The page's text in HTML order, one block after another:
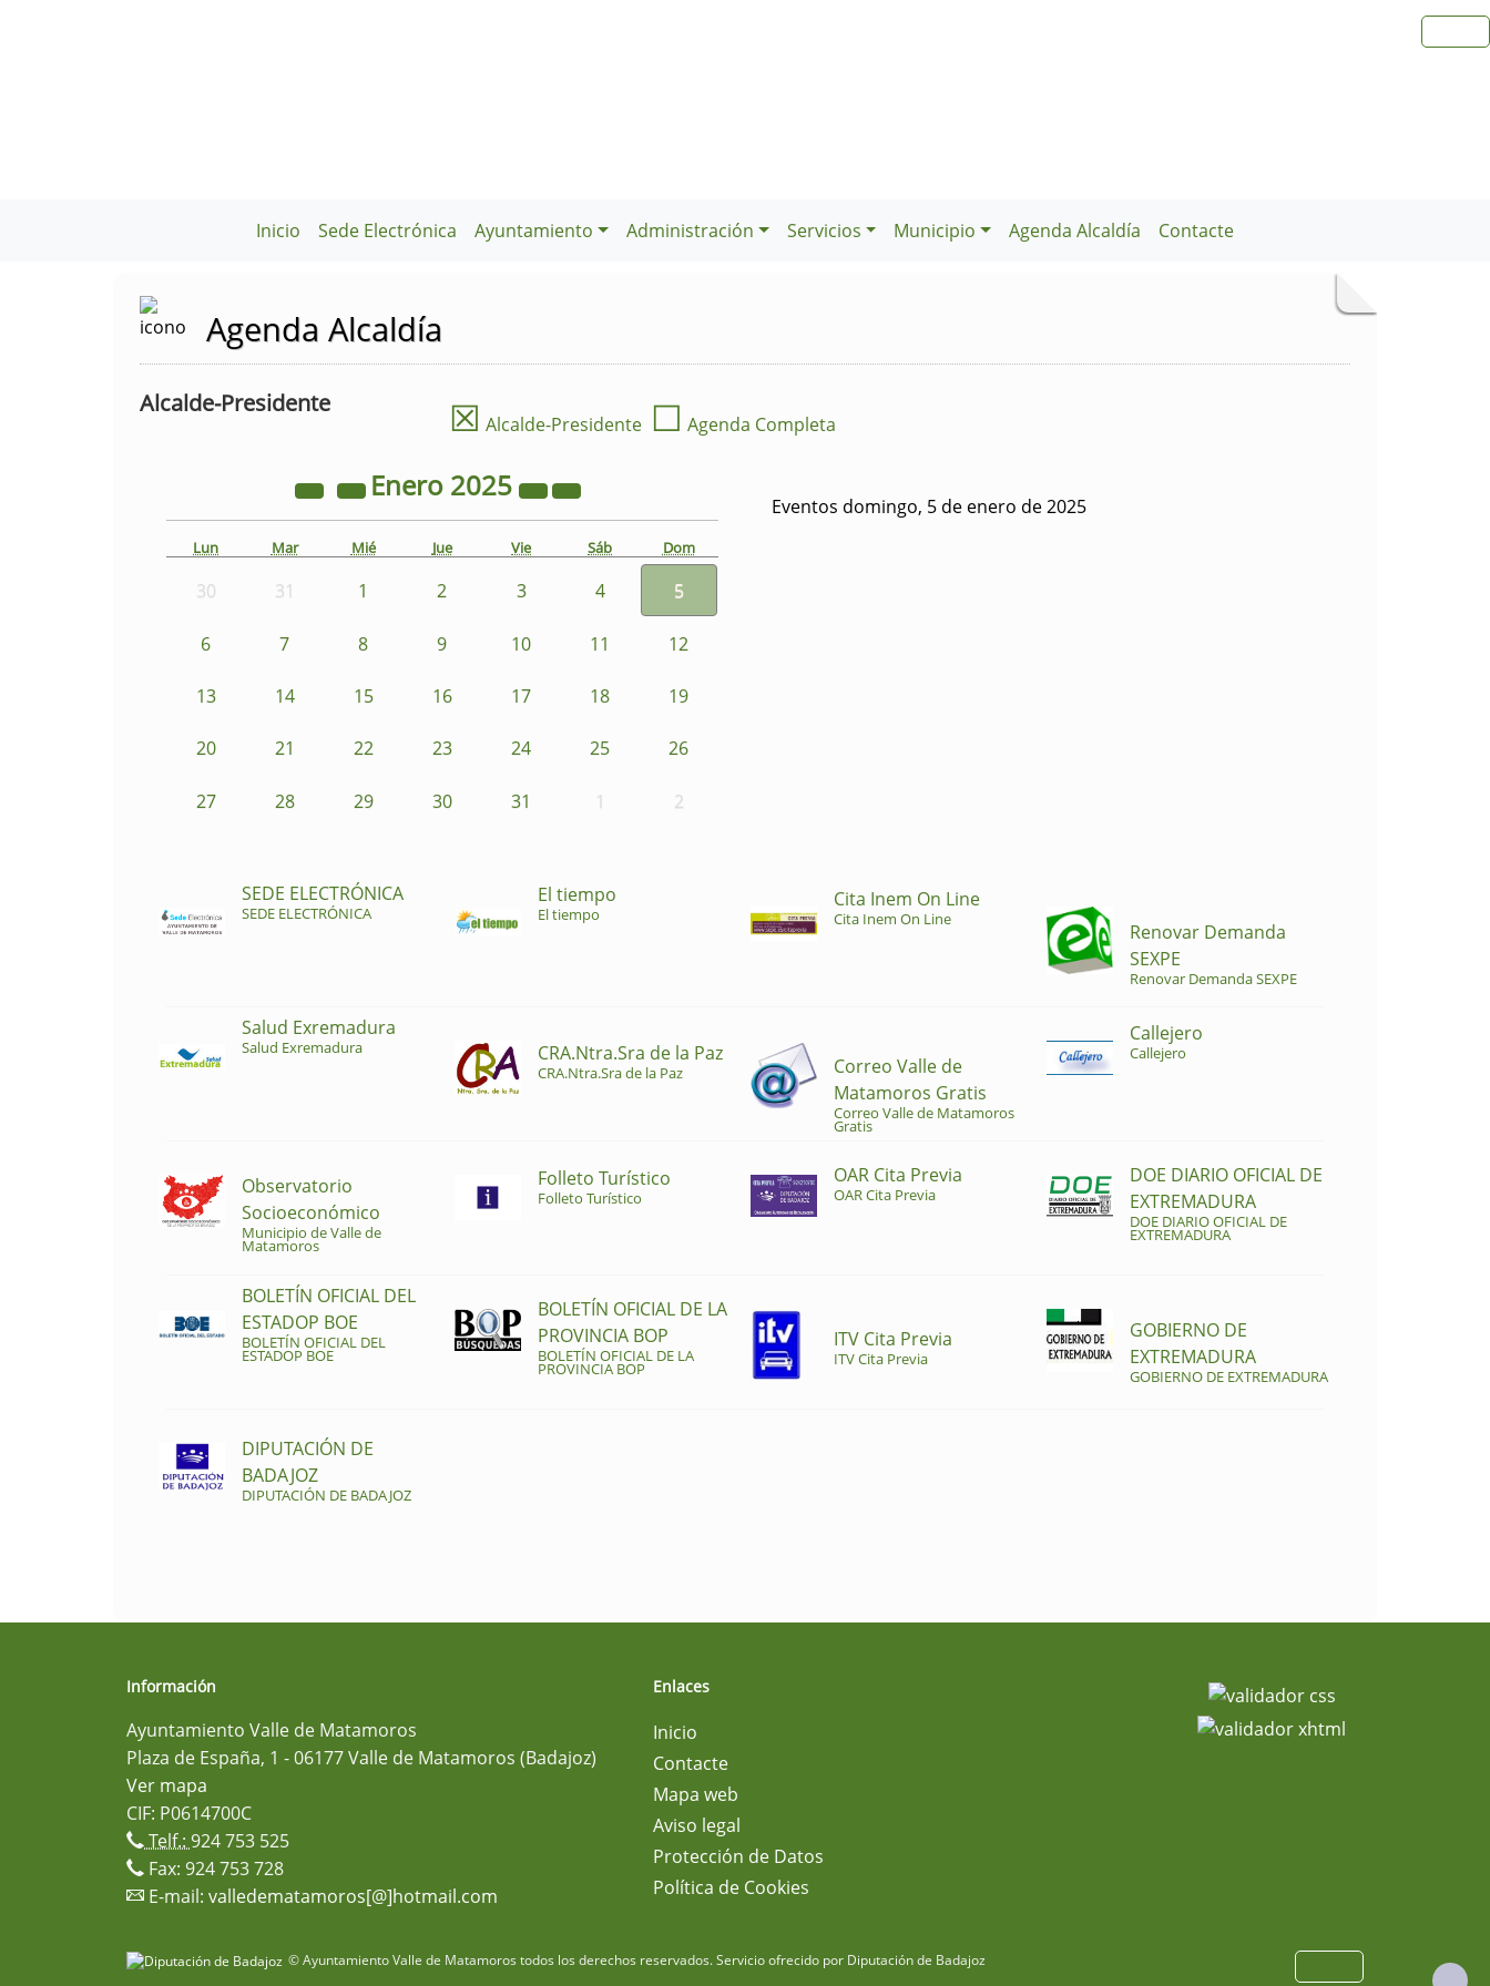
Inicio Sede Electrónica Ayuntamiento Administración Servicios Municipio Agenda Alcaldía Contacte
Agenda Alcaldía
Alcalde-Presidente ☒ Alcalde-Presidente ☐ Agenda Completa
Enero 2025
Lun Mar Mié Jue Vie Sáb Dom
30 31 1 2 3 4 5
6 7 8 9 10 11 12
13 14 15 16 17 18 19
20 21 22 23 24 25 26
27 28 29 30 31 1 2
Eventos domingo, 5 de enero de 2025
SEDE ELECTRÓNICA
SEDE ELECTRÓNICA
El tiempo
El tiempo
Cita Inem On Line
Cita Inem On Line
Renovar Demanda
SEXPE
Renovar Demanda SEXPE
Salud Exremadura
Salud Exremadura CRA.Ntra.Sra de la Paz
CRA.Ntra.Sra de la Paz
Correo Valle de
Matamoros Gratis
Correo Valle de Matamoros
Gratis
Callejero
Callejero
Observatorio
Socioeconómico
Municipio de Valle de
Matamoros
Folleto Turístico
Folleto Turístico
OAR Cita Previa
OAR Cita Previa
DOE DIARIO OFICIAL DE
EXTREMADURA
DOE DIARIO OFICIAL DE
EXTREMADURA
BOLETÍN OFICIAL DEL
ESTADOP BOE
BOLETÍN OFICIAL DEL
ESTADOP BOE
BOLETÍN OFICIAL DE LA
PROVINCIA BOP
BOLETÍN OFICIAL DE LA
PROVINCIA BOP
ITV Cita Previa
ITV Cita Previa
GOBIERNO DE
EXTREMADURA
GOBIERNO DE EXTREMADURA
DIPUTACIÓN DE
BADAJOZ
DIPUTACIÓN DE BADAJOZ
Información
Ayuntamiento Valle de Matamoros
Plaza de España, 1 - 06177 Valle de Matamoros (Badajoz)
Ver mapa
CIF: P0614700C
Telf.:924 753 525
Fax: 924 753 728
E-mail: valledematamoros[@]hotmail.com
Enlaces
Inicio
Contacte
Mapa web
Aviso legal
Protección de Datos
Política de Cookies
© Ayuntamiento Valle de Matamoros todos los derechos reservados.Servicio ofrecido por Diputación de Badajoz